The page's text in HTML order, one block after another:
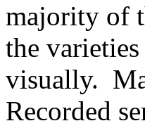
majority of
the
visually.
Recorded